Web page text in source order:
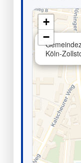
Köln-
+
−